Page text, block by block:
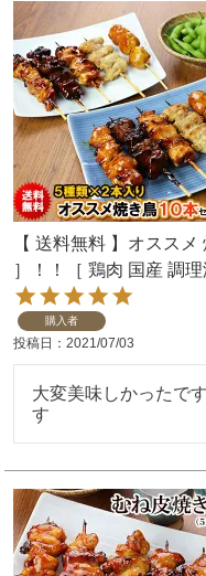
【 送料無料 】オスス
］！！［ 鶏肉 国産 調理
購入者
投稿日 2021/07/03
大変美味しかったで
す